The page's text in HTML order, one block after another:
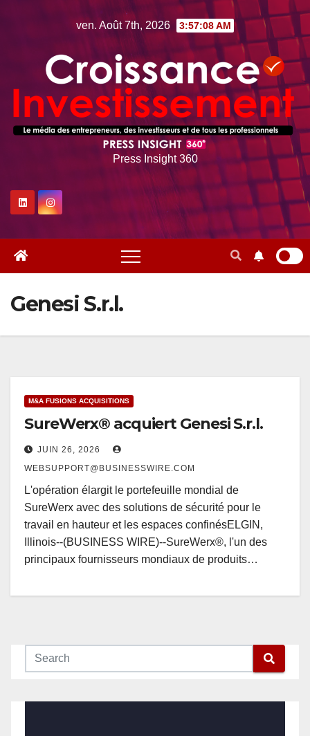
ven. Août 7th, 2026 3:57:09 AM
Press Insight 360
Genesi S.r.l.
M&A FUSIONS ACQUISITIONS
SureWerx® acquiert Genesi S.r.l.
JUIN 26, 2026
WEBSUPPORT@BUSINESSWIRE.COM
L'opération élargit le portefeuille mondial de
SureWerx avec des solutions de sécurité pour le
travail en hauteur et les espaces confinésELGIN,
Illinois--(BUSINESS WIRE)--SureWerx®, l'un des
principaux fournisseurs mondiaux de produits…